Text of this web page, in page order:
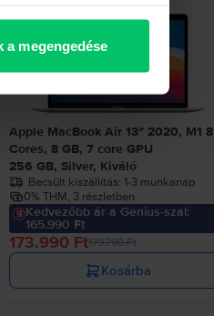
a megengedése
- 5.800 Ft
Apple MacBook Air 13″ 2020, M1 8
Cores, 8 GB, 7 core GPU
256 GB, Silver, Kiváló
Becsült kiszállítás: 1-3 munkanap
0% THM, 3 részletben
Kedvezőbb ár a Genius-szal:
165.990 Ft
173.990 Ft179.790 Ft
Kosárba